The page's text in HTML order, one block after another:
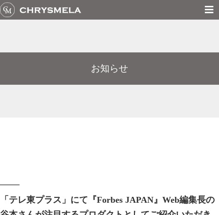
お知らせ
「テレ東プラス」にて『Forbes JAPAN』Web編集長の